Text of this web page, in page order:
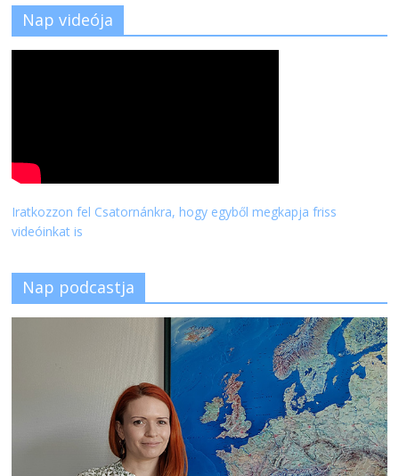
Nap videója
Iratkozzon fel Csatornánkra, hogy egyből megkapja friss
videóinkat is
Nap podcastja